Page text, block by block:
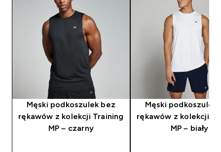
Męski podkoszulek bez
rękawów z kolekcji Training
MP – czarny
Męski podkoszulek
rękawów z kolekcji
MP – biały